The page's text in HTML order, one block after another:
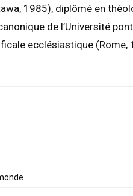
1985), diplômé en
de l’Université
ecclésiastique (Rome,